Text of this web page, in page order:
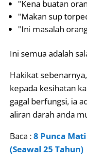
"Kena buatan
"Makan sup
"Ini masalah
Ini semua adalah
Hakikat
kepada kesihatan
gagal berfungsi, ia
aliran darah anda
Baca :8 Punca
(Seawal 25 Tahun)